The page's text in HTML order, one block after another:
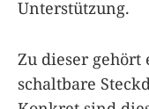
Unterstützung.
Zu dieser gehört
schaltbare